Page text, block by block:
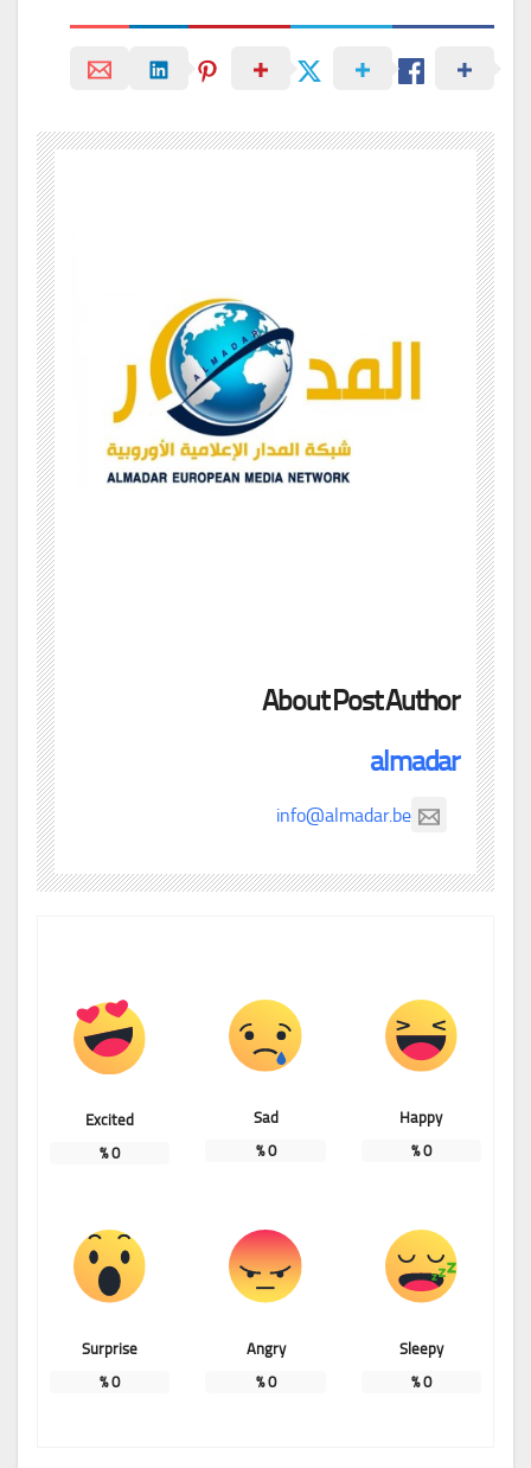
About Post Author
almadar
info@almadar.be
Happy
0
%
Sad
0
%
Excited
0
%
Sleepy
0
%
Angry
0
%
Surprise
0
%